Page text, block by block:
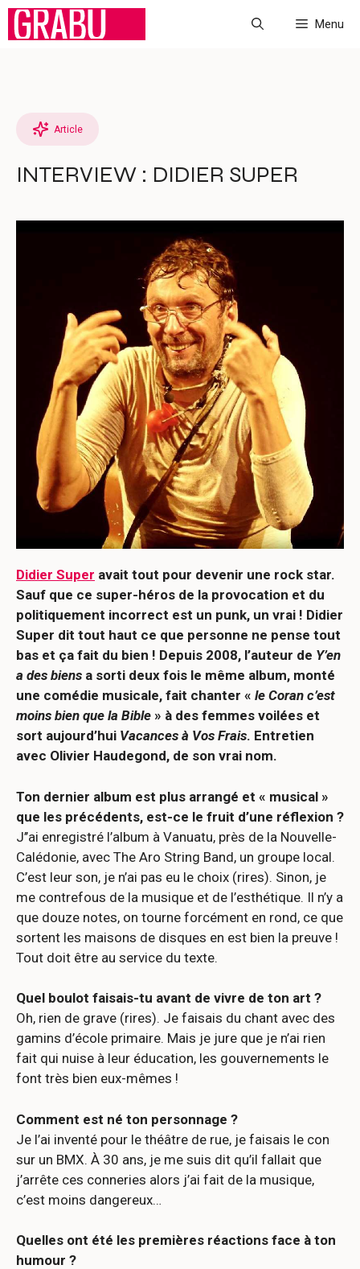
Aller
Menu
Article
INTERVIEW : DIDIER SUPER
Didier Super avait tout pour devenir une rock star.
Sauf que ce super-héros de la provocation et du
politiquement incorrect est un punk, un vrai ! Didier
Super dit tout haut ce que personne ne pense tout
bas et ça fait du bien ! Depuis 2008, l’auteur de Y’en
a des biens a sorti deux fois le même album, monté
une comédie musicale, fait chanter « le Coran c’est
moins bien que la Bible » à des femmes voilées et
sort aujourd’hui Vacances à Vos Frais. Entretien
avec Olivier Haudegond, de son vrai nom.
Ton dernier album est plus arrangé et « musical »
que les précédents, est-ce le fruit d’une réflexion ?
J’’ai enregistré l’album à Vanuatu, près de la Nouvelle-
Calédonie, avec The Aro String Band, un groupe local.
C’est leur son, je n’ai pas eu le choix (rires). Sinon, je
me contrefous de la musique et de l’esthétique. Il n’y a
que douze notes, on tourne forcément en rond, ce que
sortent les maisons de disques en est bien la preuve !
Tout doit être au service du texte.
Quel boulot faisais-tu avant de vivre de ton art ?
Oh, rien de grave (rires). Je faisais du chant avec des
gamins d’école primaire. Mais je jure que je n’ai rien
fait qui nuise à leur éducation, les gouvernements le
font très bien eux-mêmes !
Comment est né ton personnage ?
Je l’ai inventé pour le théâtre de rue, je faisais le con
sur un BMX. À 30 ans, je me suis dit qu’il fallait que
j’arrête ces conneries alors j’ai fait de la musique,
c’est moins dangereux…
Quelles ont été les premières réactions face à ton
humour ?